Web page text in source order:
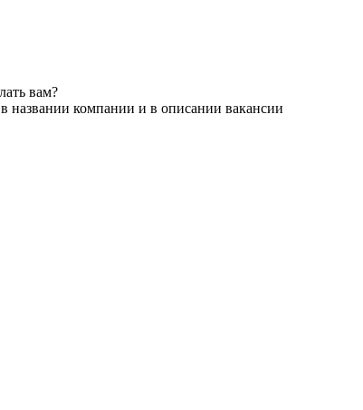
вам?
названии компании и в описании вакансии